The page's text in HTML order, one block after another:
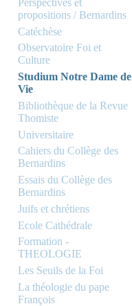
propositions / Bernardins
Catéchèse
Observatoire Foi et
Culture
Studium Notre Dame de
Vie
Bibliothèque de la Revue
Thomiste
Universitaire
Cahiers du Collège des
Bernardins
Essais du Collège des
Bernardins
Juifs et chrétiens
Ecole Cathédrale
Formation -
THEOLOGIE
Les Seuils de la Foi
La théologie du pape
François